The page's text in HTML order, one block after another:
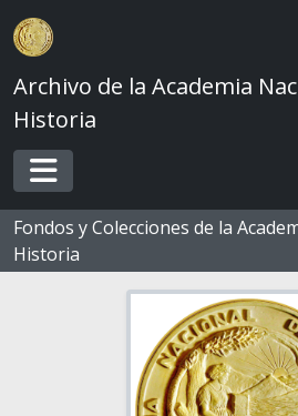
Skip to main content
Archivo de la Academia
Historia
Toggle navigation
Fondos y Colecciones de la
Historia